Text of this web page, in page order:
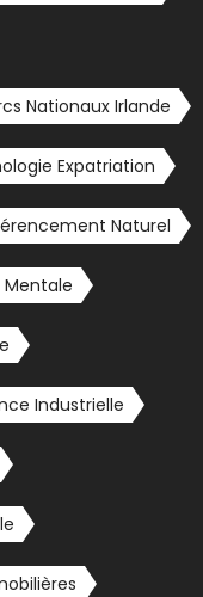
Nationaux Irlande
Expatriation
Naturel
Mentale
Industrielle